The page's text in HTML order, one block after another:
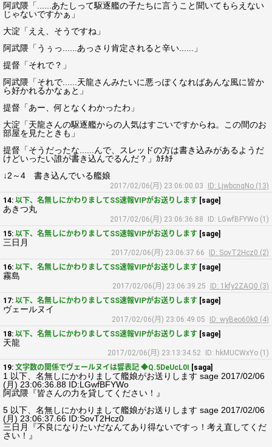
阿武隈「......あたしって駆逐艦の子たちに言うこと聞いてもらえない
じゃないですかぁ」
大淀「ええ、そうですね」
阿武隈「うぅっ......あっさり肯定されると辛い......」
提督「それで？」
阿武隈「それで......天龍さんみたいに悪っぽくなればあんな風に皆か
ら好かれるかなぁと」
提督「あー、何となくわかったわ」
大淀「天龍さんの駆逐艦からの人気はすごいですからね。この間のお
部屋を見たときも」
提督「そうだったな......んで、スレッドの方は書き込みがあるようだ
けどいったい誰が書き込んでるんだ？」ｶﾁｶﾁ
↓2～4 書き込んでいる艦娘
2017/02/06(月) 23:06:00.03
ID: LjwbcnqNo (13)
14: 以下、名無しにかわりましてSS速報VIPがお送りします [sage]
あきつ丸
2017/02/06(月) 23:06:36.88
ID: LGwfBFYWo (1)
15: 以下、名無しにかわりましてSS速報VIPがお送りします [sage]
三日月
2017/02/06(月) 23:06:37.66
ID: SovT2Hcz0 (2)
16: 以下、名無しにかわりましてSS速報VIPがお送りします [sage]
霧島
2017/02/06(月) 23:06:39.25
ID: 1kfy2ZAQ0 (3)
17: 以下、名無しにかわりましてSS速報VIPがお送りします [sage]
ヴェールヌイ
2017/02/06(月) 23:06:49.05
ID: wyBeo60k0 (4)
18: 以下、名無しにかわりましてSS速報VIPがお送りします [sage]
天龍
2017/02/06(月) 23:13:34.52
ID: hkMUCWxYo (1)
19: 文字数の関係でヴェールヌイは響表記 ◆Q.5DeUcL0I [saga]
1 以下、名無しにかわりまして艦娘がお送りします sage 2017/02/06
(月) 23:06:36.88 ID:LGwfBFYWo
阿武隈『皆さんの力を貸してください！』
5 以下、名無しにかわりまして艦娘がお送りします sage 2017/02/06
(月) 23:06:37.66 ID:SovT2Hcz0
三日月『不良になりたいだなんてあり得ないですっ！考え直してくだ
さい！』